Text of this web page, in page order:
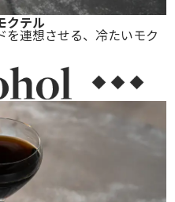
クテル
連想させる、冷たいモク